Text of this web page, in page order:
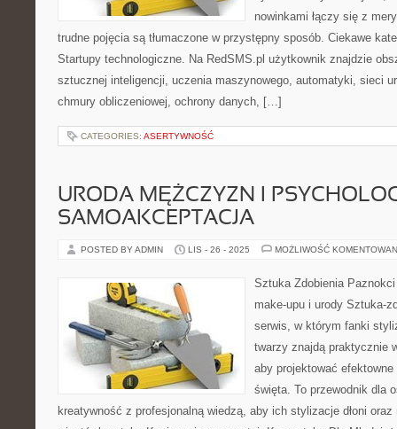
nowinkami łączy się z
trudne pojęcia są tłumaczone w przystępny sposób. Ciekawe
Startupy technologiczne. Na RedSMS.pl użytkownik znajdzie
sztucznej inteligencji, uczenia maszynowego, automatyki, sieci
chmury obliczeniowej, ochrony danych, […]
CATEGORIES: ASERTYWNOŚĆ
URODA MĘŻCZYZN I
SAMOAKCEPTACJA
POSTED BY ADMIN LIS - 26 - 2025 MOŻLIWOŚĆ
Sztuka Zdobienia
make-upu i urody Sztuka-
serwis, w którym fanki
twarzy znajdą praktycznie
aby projektować
święta. To przewodnik dla
kreatywność z profesjonalną wiedzą, aby ich stylizacje dłoni